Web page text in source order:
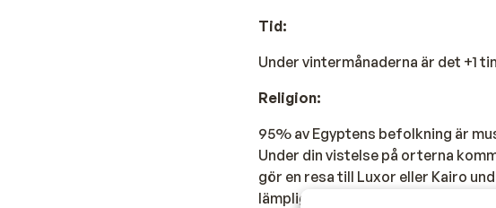
Tid:
Under vintermånaderna är det +1
Religion:
95% av Egyptens befolkning är
Under din vistelse på orterna
gör en resa till Luxor eller Kairo
lämpliga kläder. Se till att dina axlar